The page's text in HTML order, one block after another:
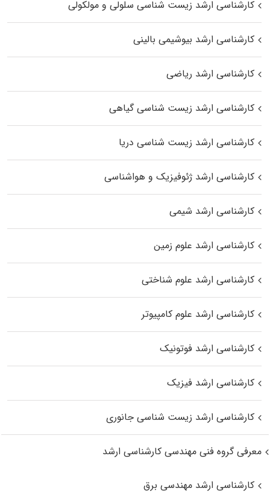
کارشناسی ارشد زیست شناسی سلولی و مولکولی
کارشناسی ارشد بیوشیمی بالینی
کارشناسی ارشد ریاضی
کارشناسی ارشد زیست‌ شناسی گیاهی
کارشناسی ارشد زیست‌ شناسی دریا
کارشناسی ارشد ژئوفیزیک و هواشناسی
کارشناسی ارشد شیمی
کارشناسی ارشد علوم زمین
کارشناسی ارشد علوم شناختی
کارشناسی ارشد علوم کامپیوتر
کارشناسی ارشد فوتونیک
کارشناسی ارشد فیزیک
کارشناسی ارشد زیست‌ شناسی جانوری
معرفی گروه فنی مهندسی کارشناسی ارشد
کارشناسی ارشد مهندسی برق